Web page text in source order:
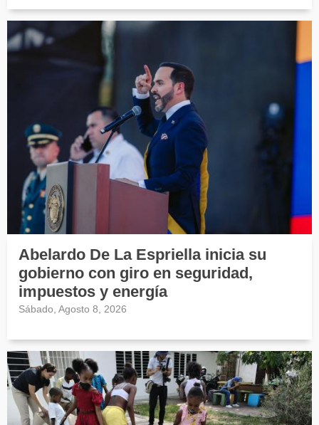
Abelardo De La Espriella inicia su
gobierno con giro en seguridad,
impuestos y energía
Sábado, Agosto 8, 2026